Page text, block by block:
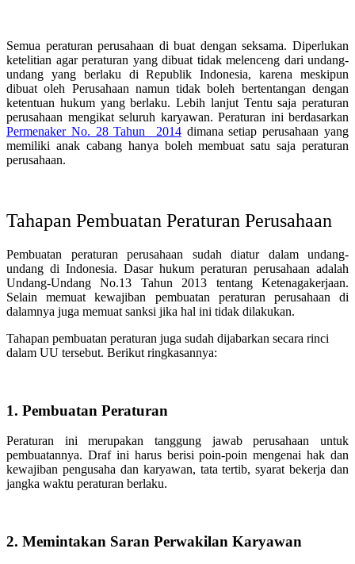
Semua peraturan perusahaan di buat dengan seksama. Diperlukan
ketelitian agar peraturan yang dibuat tidak melenceng dari undang-
undang yang berlaku di Republik Indonesia, karena meskipun
dibuat oleh Perusahaan namun tidak boleh bertentangan dengan
ketentuan hukum yang berlaku. Lebih lanjut Tentu saja peraturan
perusahaan mengikat seluruh karyawan. Peraturan ini berdasarkan
Permenaker No. 28 Tahun 2014dimana setiap perusahaan yang
memiliki anak cabang hanya boleh membuat satu saja peraturan
perusahaan.
Tahapan Pembuatan Peraturan Perusahaan
Pembuatan peraturan perusahaan sudah diatur dalam undang-
undang di Indonesia. Dasar hukum peraturan perusahaan adalah
Undang-Undang No.13 Tahun 2013 tentang Ketenagakerjaan.
Selain memuat kewajiban pembuatan peraturan perusahaan di
dalamnya juga memuat sanksi jika hal ini tidak dilakukan.
Tahapan pembuatan peraturan juga sudah dijabarkan secara rinci
dalam UU tersebut. Berikut ringkasannya:
1. Pembuatan Peraturan
Peraturan ini merupakan tanggung jawab perusahaan untuk
pembuatannya. Draf ini harus berisi poin-poin mengenai hak dan
kewajiban pengusaha dan karyawan, tata tertib, syarat bekerja dan
jangka waktu peraturan berlaku.
2. Memintakan Saran Perwakilan Karyawan